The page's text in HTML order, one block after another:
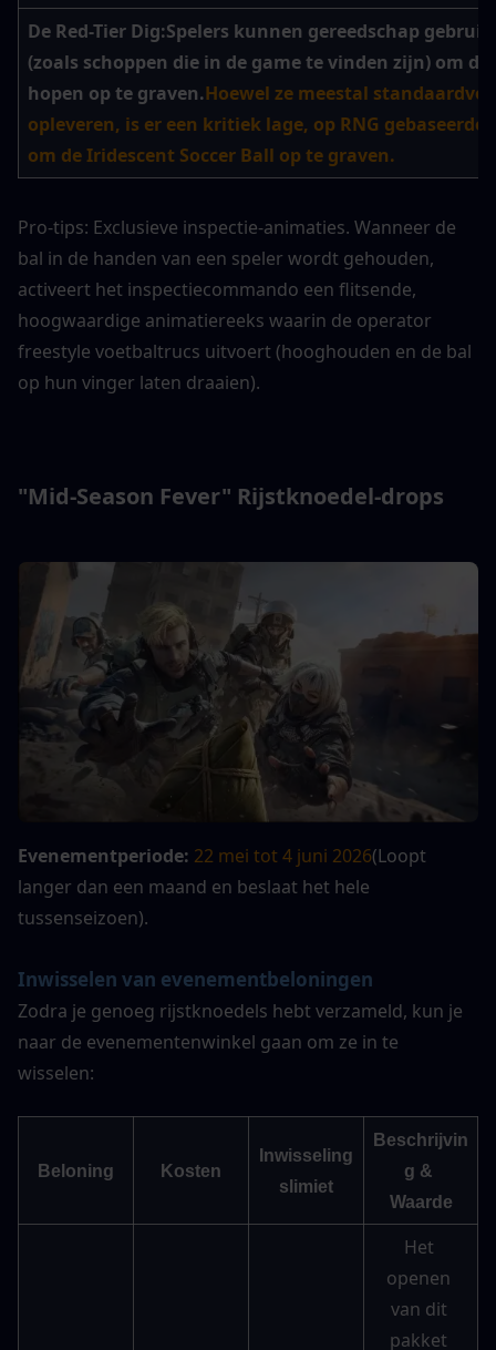
De Red-Tier Dig:Spelers kunnen gereedschap
(zoals schoppen die in de game te vinden zijn) om
hopen op te graven.Hoewel ze meestal
opleveren, is er een kritiek lage, op RNG gebaseerde
om de Iridescent Soccer Ball op te graven.
Pro-tips: Exclusieve inspectie-animaties. Wanneer de
bal in de handen van een speler wordt gehouden,
activeert het inspectiecommando een flitsende,
hoogwaardige animatiereeks waarin de operator
freestyle voetbaltrucs uitvoert (hooghouden en de bal
op hun vinger laten draaien).
"Mid-Season Fever" Rijstknoedel-drops
Evenementperiode: 22 mei tot 4 juni 2026(Loopt
langer dan een maand en beslaat het hele
tussenseizoen).
Inwisselen van evenementbeloningen
Zodra je genoeg rijstknoedels hebt verzameld, kun je
naar de evenementenwinkel gaan om ze in te
wisselen:
Beloning Kosten
Inwisseling
slimiet
Beschrijvin
g &
Waarde
Het
openen
van dit
pakket